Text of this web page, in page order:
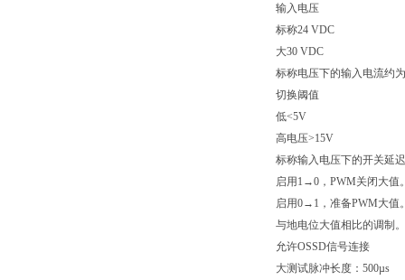
输入电压
标称24 VDC
大30 VDC
标称电压下的输入电流约
切换阈值
低<5V
高电压>15V
标称输入电压下的开关延迟
启用1→0，PWM关闭大值
启用0→1，准备PWM大值
与地电位大值相比的调制
允许OSSD信号连接
大测试脉冲长度：500µs